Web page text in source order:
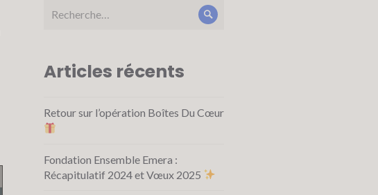
pour :
Rechercher
Articles récents
Retour sur l’opération Boîtes Du Cœur
Fondation Ensemble Emera :
Récapitulatif 2024 et Vœux 2025